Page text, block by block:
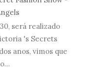
será realizado
's Secrets
anos, vimos que